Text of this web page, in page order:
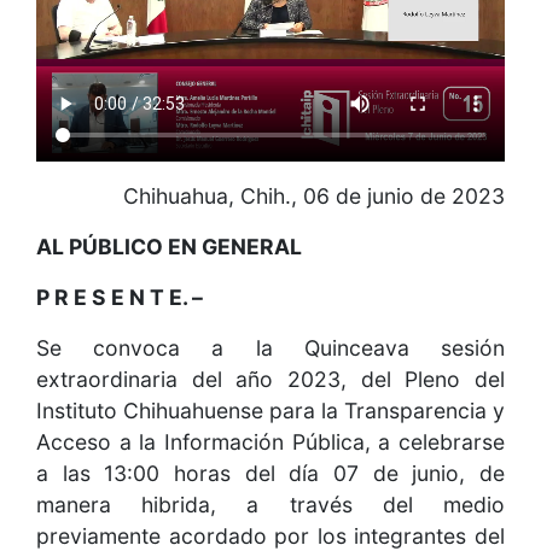
Chihuahua, Chih., 06 de junio de 2023
AL PÚBLICO EN GENERAL
P R E S E N T E. –
Se convoca a la Quinceava sesión
extraordinaria del año 2023, del Pleno del
Instituto Chihuahuense para la Transparencia y
Acceso a la Información Pública, a celebrarse
a las 13:00 horas del día 07 de junio, de
manera hibrida, a través del medio
previamente acordado por los integrantes del